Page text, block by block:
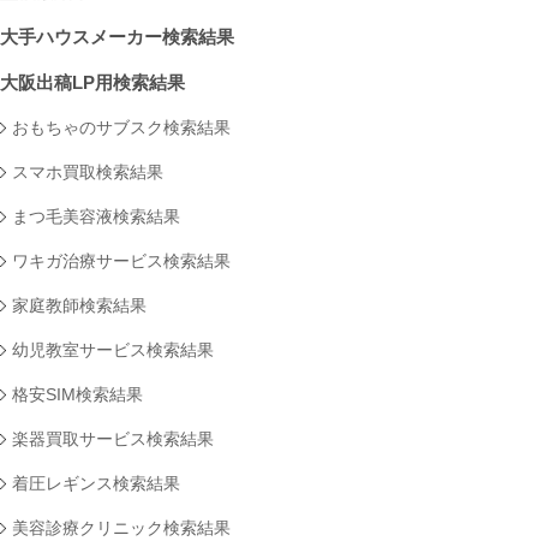
大手ハウスメーカー検索結果
大阪出稿LP用検索結果
おもちゃのサブスク検索結果
スマホ買取検索結果
まつ毛美容液検索結果
ワキガ治療サービス検索結果
家庭教師検索結果
幼児教室サービス検索結果
格安SIM検索結果
楽器買取サービス検索結果
着圧レギンス検索結果
美容診療クリニック検索結果